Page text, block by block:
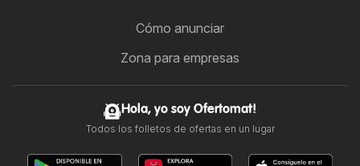
Cómo anunciar
Zona para empresas
Hola, yo soy Ofertomat!
Todos los folletos de ofertas en un lugar